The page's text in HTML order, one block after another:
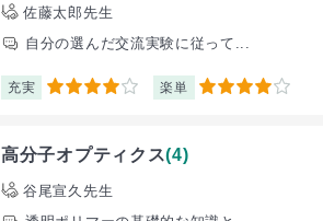
佐藤太郎先生
自分の選んだ交流実験に従って...
充実 4 楽単 4
高分子オプティクス(4)
谷尾宣久先生